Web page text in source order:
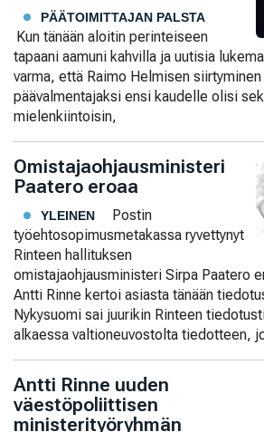
PÄÄTOIMITTAJAN PALSTA
Kun tänään aloitin perinteiseen
tapaani aamuni kahvilla ja uutisia
varma, että Raimo Helmisen
päävalmentajaksi ensi kaudelle olisi
mielenkiintoisin,
Omistajaohjausministeri
Paatero eroaa
YLEINEN
Postin
työehtosopimusmetakassa ryvettynyt
Rinteen hallituksen
omistajaohjausministeri Sirpa Paatero
Antti Rinne kertoi asiasta tänään
Nykysuomi sai juurikin Rinteen
alkaessa valtioneuvostolta tiedotteen,
Antti Rinne uuden
väestöpoliittisen
ministerityöryhmän